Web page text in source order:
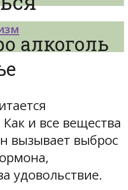
алкоголь
и все вещества
вызывает выброс
удовольствие.